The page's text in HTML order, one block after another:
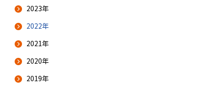
2023年
2022年
2021年
2020年
2019年